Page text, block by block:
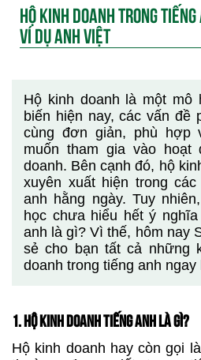
HỘ KINH DOANH TRONG
VÍ DỤ ANH VIỆT
Hộ kinh doanh là một mô
biến hiện nay, các vấn đề
cùng đơn giản, phù hợp
muốn tham gia vào hoạt
doanh. Bên cạnh đó, hộ
xuyên xuất hiện trong
anh hằng ngày. Tuy
học chưa hiểu hết ý
anh là gì? Vì thế, hôm nay
sẻ cho bạn tất cả những
doanh trong tiếng anh
1. HỘ KINH DOANH TIẾNG ANH LÀ GÌ?
Hộ kinh doanh hay còn gọi